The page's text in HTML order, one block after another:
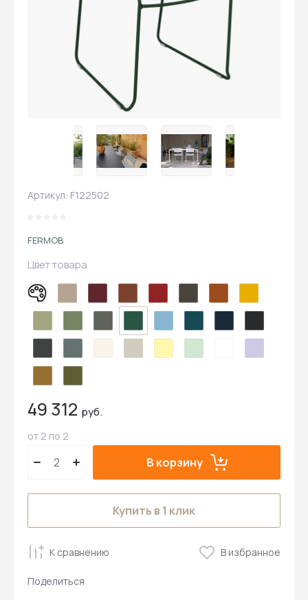
Артикул: F122502
FERMOB
Цвет товара
49 312 руб.
от 2 по 2
В корзину
Купить в 1 клик
К сравнению В избранное
Поделиться